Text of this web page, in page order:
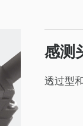
感测
透过型